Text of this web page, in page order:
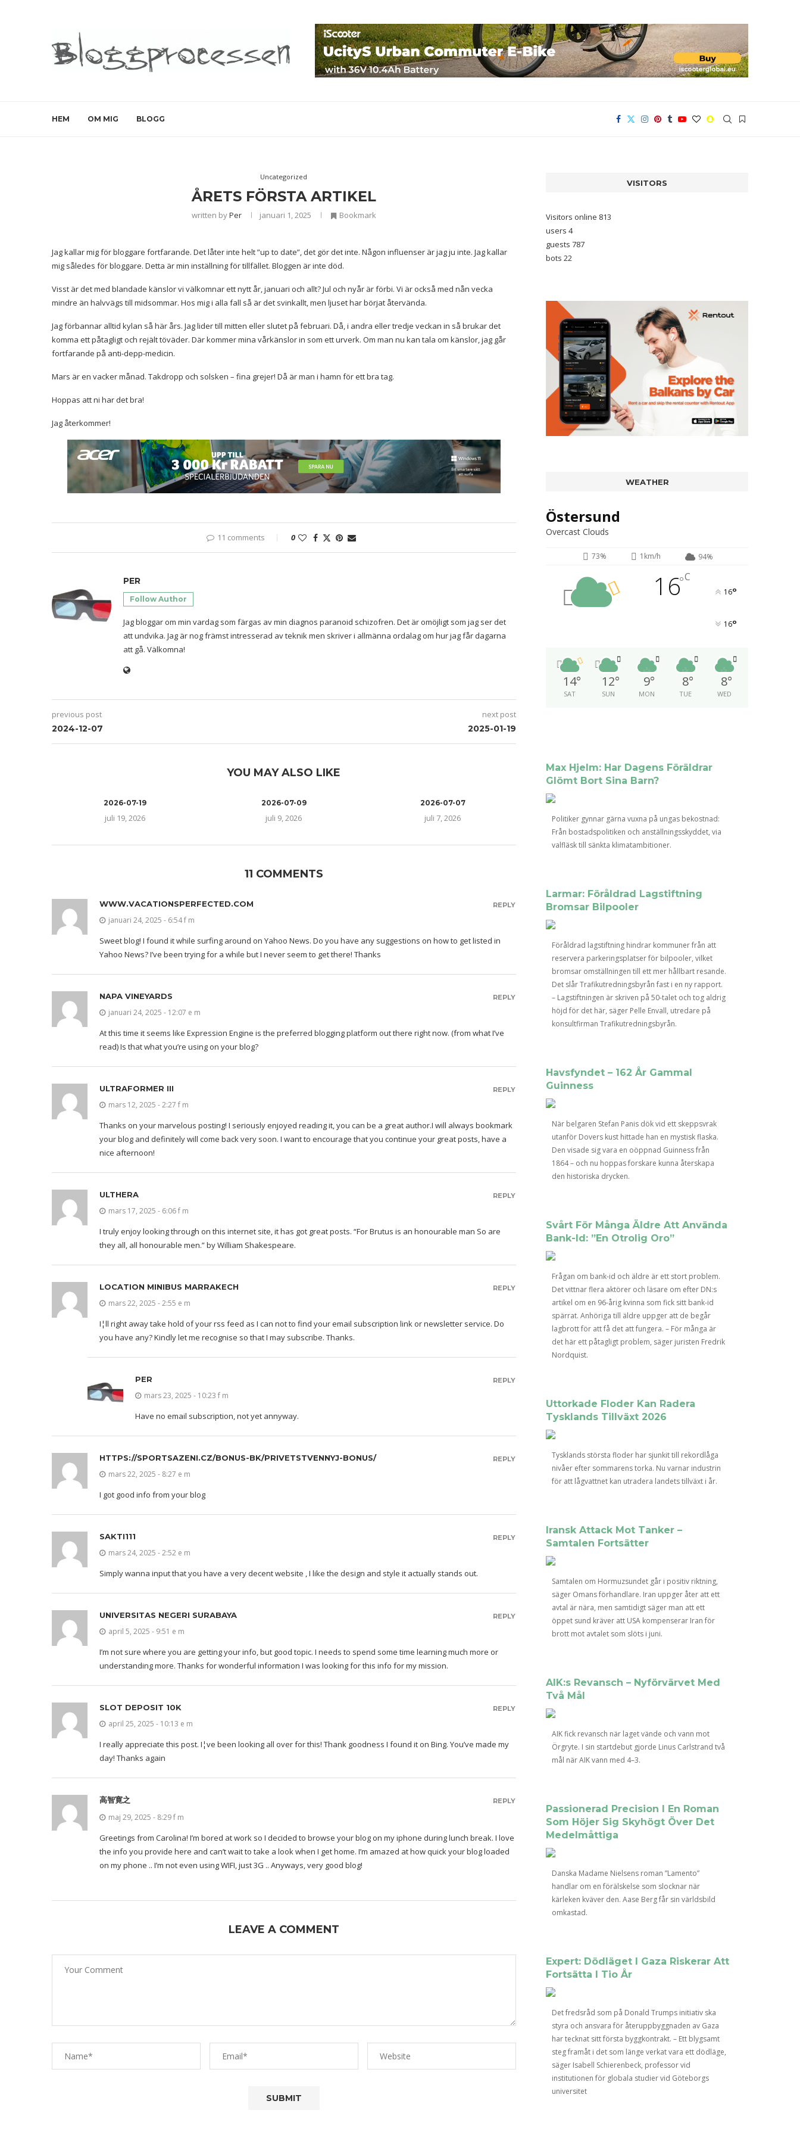
HEM OM MIG BLOGG
Uncategorized
ÅRETS FÖRSTA ARTIKEL
written byPer januari 1, 2025 Bookmark
Jag kallar mig för bloggare fortfarande. Det låter inte helt ”up to date”, det gör det inte. Någon influenser är jag ju inte. Jag kallar
mig således för bloggare. Detta är min inställning för tillfället. Bloggen är inte död.
Visst är det med blandade känslor vi välkomnar ett nytt år, januari och allt? Jul och nyår är förbi. Vi är också med nån vecka
mindre än halvvägs till midsommar. Hos mig i alla fall så är det svinkallt, men ljuset har börjat återvända.
Jag förbannar alltid kylan så här års. Jag lider till mitten eller slutet på februari. Då, i andra eller tredje veckan in så brukar det
komma ett påtagligt och rejält töväder. Där kommer mina vårkänslor in som ett urverk. Om man nu kan tala om känslor, jag går
fortfarande på anti-depp-medicin.
Mars är en vacker månad. Takdropp och solsken – fina grejer! Då är man i hamn för ett bra tag.
Hoppas att ni har det bra!
Jag återkommer!
11 comments 0
PER
Follow Author
Jag bloggar om min vardag som färgas av min diagnos paranoid schizofren. Det är omöjligt som jag ser det
att undvika. Jag är nog främst intresserad av teknik men skriver i allmänna ordalag om hur jag får dagarna
att gå. Välkomna!
previous post
2024-12-07
next post
2025-01-19
YOU MAY ALSO LIKE
2026-07-19
juli 19, 2026
2026-07-09
juli 9, 2026
2026-07-07
juli 7, 2026
11 COMMENTS
WWW.VACATIONSPERFECTED.COM
januari 24, 2025 - 6:54 f m
Sweet blog! I found it while surfing around on Yahoo News. Do you have any suggestions on how to get listed in
Yahoo News? I’ve been trying for a while but I never seem to get there! Thanks
REPLY
NAPA VINEYARDS
januari 24, 2025 - 12:07 e m
At this time it seems like Expression Engine is the preferred blogging platform out there right now. (from what I’ve
read) Is that what you’re using on your blog?
REPLY
ULTRAFORMER III
mars 12, 2025 - 2:27 f m
Thanks on your marvelous posting! I seriously enjoyed reading it, you can be a great author.I will always bookmark
your blog and definitely will come back very soon. I want to encourage that you continue your great posts, have a
nice afternoon!
REPLY
ULTHERA
mars 17, 2025 - 6:06 f m
I truly enjoy looking through on this internet site, it has got great posts. “For Brutus is an honourable man So are
they all, all honourable men.” by William Shakespeare.
REPLY
LOCATION MINIBUS MARRAKECH
mars 22, 2025 - 2:55 e m
I¦ll right away take hold of your rss feed as I can not to find your email subscription link or newsletter service. Do
you have any? Kindly let me recognise so that I may subscribe. Thanks.
REPLY
PER
mars 23, 2025 - 10:23 f m
Have no email subscription, not yet annyway.
REPLY
HTTPS://SPORTSAZENI.CZ/BONUS-BK/PRIVETSTVENNYJ-BONUS/
mars 22, 2025 - 8:27 e m
I got good info from your blog
REPLY
SAKTI111
mars 24, 2025 - 2:52 e m
Simply wanna input that you have a very decent website , I like the design and style it actually stands out.
REPLY
UNIVERSITAS NEGERI SURABAYA
april 5, 2025 - 9:51 e m
I’m not sure where you are getting your info, but good topic. I needs to spend some time learning much more or
understanding more. Thanks for wonderful information I was looking for this info for my mission.
REPLY
SLOT DEPOSIT 10K
april 25, 2025 - 10:13 e m
I really appreciate this post. I¦ve been looking all over for this! Thank goodness I found it on Bing. You’ve made my
day! Thanks again
REPLY
高智寛之
maj 29, 2025 - 8:29 f m
Greetings from Carolina! I’m bored at work so I decided to browse your blog on my iphone during lunch break. I love
the info you provide here and can’t wait to take a look when I get home. I’m amazed at how quick your blog loaded
on my phone .. I’m not even using WIFI, just 3G .. Anyways, very good blog!
REPLY
LEAVE A COMMENT
VISITORS
Visitors online 813
users 4
guests 787
bots 22
WEATHER
Östersund
Overcast Clouds
73% 1km/h 94%
16°C
16°
16°
14°
SAT
12°
SUN
9°
MON
8°
TUE
8°
WED
Max Hjelm: Har Dagens Föräldrar
Glömt Bort Sina Barn?
Politiker gynnar gärna vuxna på ungas bekostnad:
Från bostadspolitiken och anställningsskyddet, via
valfläsk till sänkta klimatambitioner.
Larmar: Föråldrad Lagstiftning
Bromsar Bilpooler
Föråldrad lagstiftning hindrar kommuner från att
reservera parkeringsplatser för bilpooler, vilket
bromsar omställningen till ett mer hållbart resande.
Det slår Trafikutredningsbyrån fast i en ny rapport.
– Lagstiftningen är skriven på 50-talet och tog aldrig
höjd för det här, säger Pelle Envall, utredare på
konsultfirman Trafikutredningsbyrån.
Havsfyndet – 162 År Gammal
Guinness
När belgaren Stefan Panis dök vid ett skeppsvrak
utanför Dovers kust hittade han en mystisk flaska.
Den visade sig vara en oöppnad Guinness från
1864 – och nu hoppas forskare kunna återskapa
den historiska drycken.
Svårt För Många Äldre Att Använda
Bank-Id: ”En Otrolig Oro”
Frågan om bank-id och äldre är ett stort problem.
Det vittnar flera aktörer och läsare om efter DN:s
artikel om en 96-årig kvinna som fick sitt bank-id
spärrat. Anhöriga till äldre uppger att de begår
lagbrott för att få det att fungera. – För många är
det här ett påtagligt problem, säger juristen Fredrik
Nordquist.
Uttorkade Floder Kan Radera
Tysklands Tillväxt 2026
Tysklands största floder har sjunkit till rekordlåga
nivåer efter sommarens torka. Nu varnar industrin
för att lågvattnet kan utradera landets tillväxt i år.
Iransk Attack Mot Tanker –
Samtalen Fortsätter
Samtalen om Hormuzsundet går i positiv riktning,
säger Omans förhandlare. Iran uppger åter att ett
avtal är nära, men samtidigt säger man att ett
öppet sund kräver att USA kompenserar Iran för
brott mot avtalet som slöts i juni.
AIK:s Revansch – Nyförvärvet Med
Två Mål
AIK fick revansch när laget vände och vann mot
Örgryte. I sin startdebut gjorde Linus Carlstrand två
mål när AIK vann med 4–3.
Passionerad Precision I En Roman
Som Höjer Sig Skyhögt Över Det
Medelmåttiga
Danska Madame Nielsens roman ”Lamento”
handlar om en förälskelse som slocknar när
kärleken kväver den. Aase Berg får sin världsbild
omkastad.
Expert: Dödläget I Gaza Riskerar Att
Fortsätta I Tio År
Det fredsråd som på Donald Trumps initiativ ska
styra och ansvara för återuppbyggnaden av Gaza
har tecknat sitt första byggkontrakt. – Ett blygsamt
steg framåt i det som länge verkat vara ett dödläge,
säger Isabell Schierenbeck, professor vid
institutionen för globala studier vid Göteborgs
universitet